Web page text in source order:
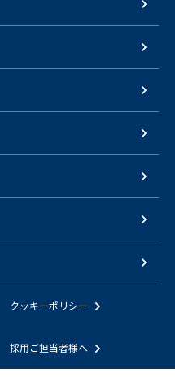
クッキーポリシー
採用ご担当者様へ